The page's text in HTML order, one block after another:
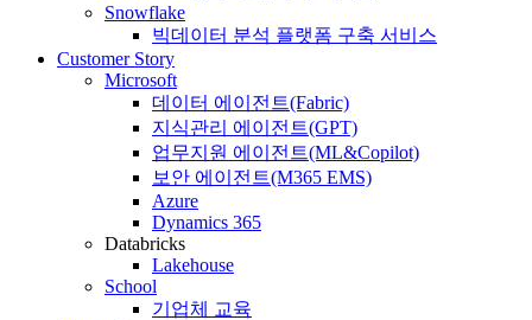
Snowflake
빅데이터 분석 플랫폼 구축 서비스
Customer Story
Microsoft
데이터 에이전트(Fabric)
지식관리 에이전트(GPT)
업무지원 에이전트(ML&Copilot)
보안 에이전트(M365 EMS)
Azure
Dynamics 365
Databricks
Lakehouse
School
기업체 교육